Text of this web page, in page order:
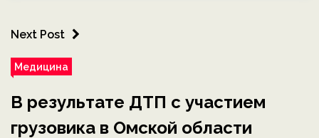
Next Post
Медицина
В результате ДТП с участием
грузовика в Омской области